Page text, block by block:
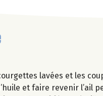
lavées et les
et faire revenir